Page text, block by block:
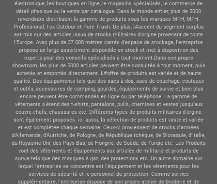
électronique, les boutiques en ligne, le magasins spécialisés, le commerce de
détail physique ou la vente par catalogue. Dans le monde entier, plus de 5000
revendeurs distribuent la gamme de produits sous les marques MFH, MFH-
Professional, Fox Outdoor et Pure Trash. De plus, l#accent du segment surplus
est mis sur des articles issus de stocks militaires d'orgine provenant de toute
l'Europe. Avec plus de 37.000 mètres carrés d'espace de stockage, l'entreprise
propose un large assortiment disponible en stock et met à disposition des
experts pour des conseils spécialisés à tout moment Dans son propre
showroom, les plus de 5000 articles peuvent être consultés à tout moment, puis
achetés et emportés directement. L#offre de produits est variée et de haute
qualité. Des équipements tels que des sacs à dos, sacs de couchage, couteaux
et outils, accessoires de camping, gourdes, équipements de survie et bien plus
encore peuvent être commandés en ligne ou par téléphone. La gamme de
vêtements s'étend des t-shirts, pantalons, pulls, chemises et vestes jusqu'aux
couvre-chefs, chaussures etc. Différents types de produits militaires d'orgine
sont également proposés. ici aussi, la sélection de produits est vaste et variée
et est complétée chaque semaine. Ceux-ci proviennent de stocks d'armées
d'Allemande, d'Autriche, de Pologne, de République tchèque, de Slovaquie, d'Italie,
du Royaume-Uni, des Pays-Bas, de Hongrie, de Suède, de Turqie etc. Les Produits
vont des vêtements et équipements aux articles de militaria et produits de
survie tels que des masques à gaz, des protections etc. Un autre domaine sur
lequel l'entreprise se concentre est l'équipement et les vêtements pour les
services de sécurité et le personnel de protection. Comme service
supplémentaire, l'entreprise dispose de son propre atelier de broderie et de